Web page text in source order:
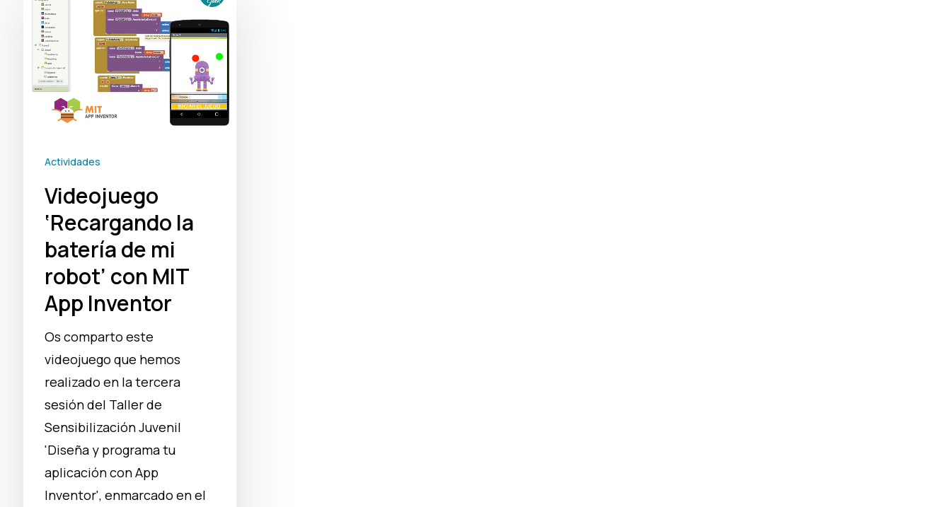
‘Recargando
batería
robot’
App
Inventor
Actividades
Videojuego
‘Recargando la
batería de mi
robot’ con MIT
App Inventor
Os comparto este
videojuego que hemos
realizado en la tercera
sesión del Taller de
Sensibilización Juvenil
'Diseña y programa tu
aplicación con App
Inventor', enmarcado en el